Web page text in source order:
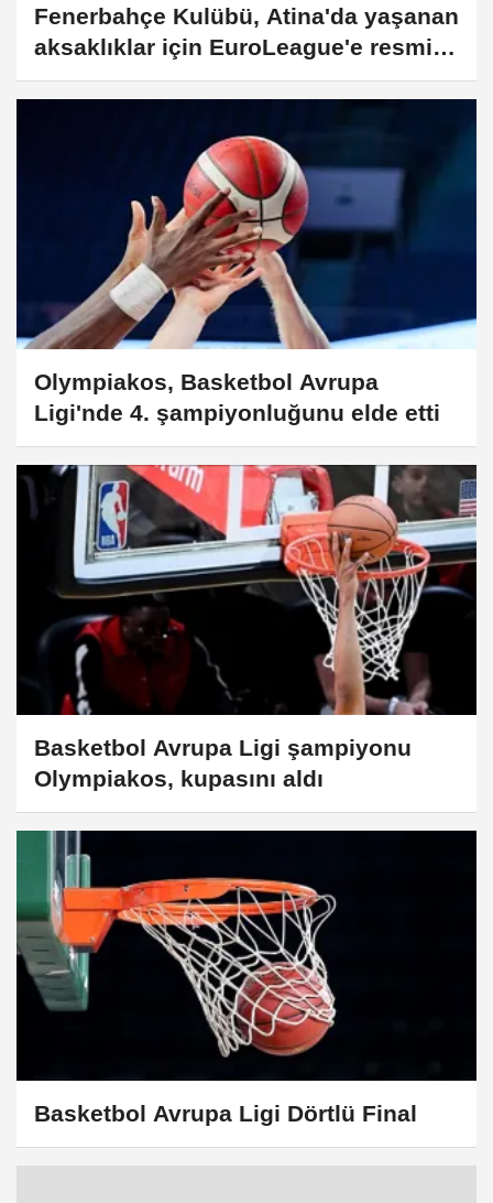
Fenerbahçe Kulübü, Atina'da yaşanan
aksaklıklar için EuroLeague'e resmi
başvuru yaptı
Olympiakos, Basketbol Avrupa
Ligi'nde 4. şampiyonluğunu elde etti
Basketbol Avrupa Ligi şampiyonu
Olympiakos, kupasını aldı
Basketbol Avrupa Ligi Dörtlü Final